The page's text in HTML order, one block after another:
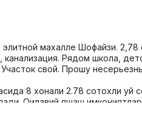
махалле Шофайзи.
канализация. Рядом школа,
свой. Прошу
8 хонали 2.78 сотохли уй
Оилавий яшаш имкониятлар